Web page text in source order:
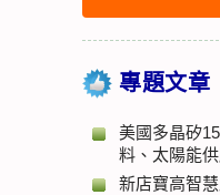
專題文章
美國多晶矽
料、太陽能
新店寶高智